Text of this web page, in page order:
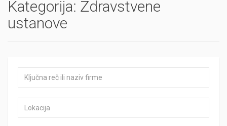
Kategorija: Zdravstvene
ustanove